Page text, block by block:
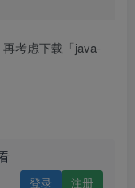
考虑下载「java-
登录 注册